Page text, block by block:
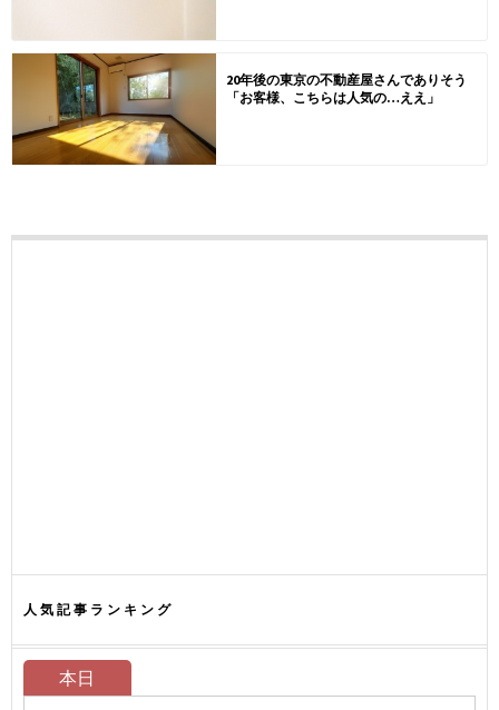
20年後の東京の不動産屋さんでありそう
「お客様、こちらは人気の…ええ」
人気記事ランキング
本日